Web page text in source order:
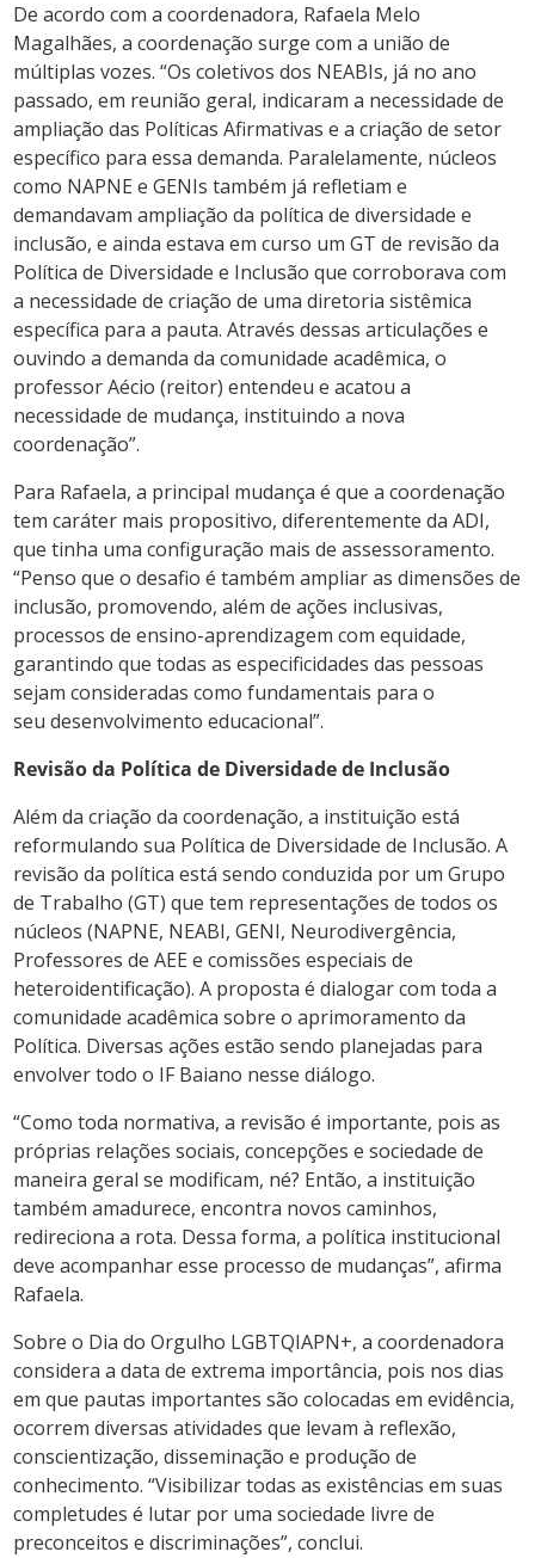
De acordo com a coordenadora, Rafaela Melo
Magalhães, a coordenação surge com a união de
múltiplas vozes. “Os coletivos dos NEABIs, já no ano
passado, em reunião geral, indicaram a necessidade de
ampliação das Políticas Afirmativas e a criação de setor
específico para essa demanda. Paralelamente, núcleos
como NAPNE e GENIs também já refletiam e
demandavam ampliação da política de diversidade e
inclusão, e ainda estava em curso um GT de revisão da
Política de Diversidade e Inclusão que corroborava com
a necessidade de criação de uma diretoria sistêmica
específica para a pauta. Através dessas articulações e
ouvindo a demanda da comunidade acadêmica, o
professor Aécio (reitor) entendeu e acatou a
necessidade de mudança, instituindo a nova
coordenação”.
Para Rafaela, a principal mudança é que a coordenação
tem caráter mais propositivo, diferentemente da ADI,
que tinha uma configuração mais de assessoramento.
“Penso que o desafio é também ampliar as dimensões de
inclusão, promovendo, além de ações inclusivas,
processos de ensino-aprendizagem com equidade,
garantindo que todas as especificidades das pessoas
sejam consideradas como fundamentais para o
seu desenvolvimento educacional”.
Revisão da Política de Diversidade de Inclusão
Além da criação da coordenação, a instituição está
reformulando sua Política de Diversidade de Inclusão. A
revisão da política está sendo conduzida por um Grupo
de Trabalho (GT) que tem representações de todos os
núcleos (NAPNE, NEABI, GENI, Neurodivergência,
Professores de AEE e comissões especiais de
heteroidentificação). A proposta é dialogar com toda a
comunidade acadêmica sobre o aprimoramento da
Política. Diversas ações estão sendo planejadas para
envolver todo o IF Baiano nesse diálogo.
“Como toda normativa, a revisão é importante, pois as
próprias relações sociais, concepções e sociedade de
maneira geral se modificam, né? Então, a instituição
também amadurece, encontra novos caminhos,
redireciona a rota. Dessa forma, a política institucional
deve acompanhar esse processo de mudanças”, afirma
Rafaela.
Sobre o Dia do Orgulho LGBTQIAPN+, a coordenadora
considera a data de extrema importância, pois nos dias
em que pautas importantes são colocadas em evidência,
ocorrem diversas atividades que levam à reflexão,
conscientização, disseminação e produção de
conhecimento. “Visibilizar todas as existências em suas
completudes é lutar por uma sociedade livre de
preconceitos e discriminações”, conclui.